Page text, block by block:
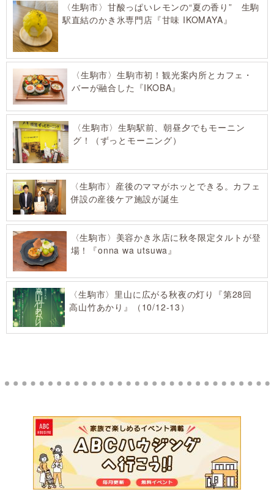
〈生駒市〉甘酸っぱいレモンの“夏の香り” 生駒
駅直結のかき氷専門店『甘味 IKOMAYA』
〈生駒市〉生駒市初！観光案内所とカフェ・
バーが融合した『IKOBA』
〈生駒市〉生駒駅前、朝昼夕でもモーニン
グ！（ずっとモーニング）
〈生駒市〉産後のママがホッとできる。カフェ
併設の産後ケア施設が誕生
〈生駒市〉美容かき氷店に秋冬限定タルトが登
場！『onna wa utsuwa』
〈生駒市〉里山に広がる秋夜の灯り『第28回
高山竹あかり』（10/12-13）